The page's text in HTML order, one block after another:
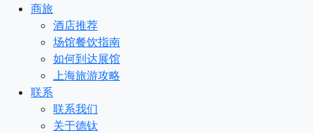
商旅
酒店推荐
场馆餐饮指南
如何到达展馆
上海旅游攻略
联系
联系我们
关于德钛